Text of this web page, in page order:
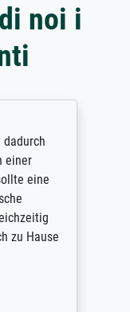
noi i
einer
eine
zu Hause